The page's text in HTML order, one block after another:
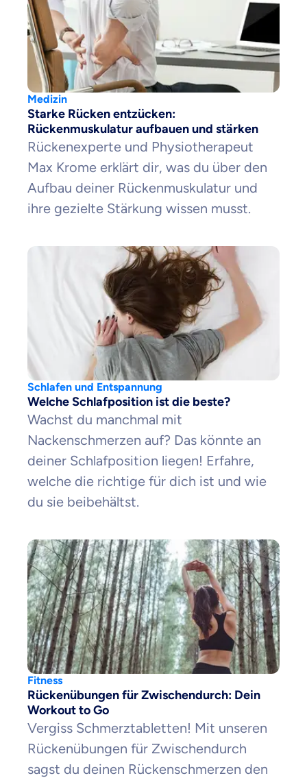
Medizin
Starke Rücken entzücken:
Rückenmuskulatur aufbauen und stärken
Rückenexperte und Physiotherapeut
Max Krome erklärt dir, was du über den
Aufbau deiner Rückenmuskulatur und
ihre gezielte Stärkung wissen musst.
Schlafen und Entspannung
Welche Schlafposition ist die beste?
Wachst du manchmal mit
Nackenschmerzen auf? Das könnte an
deiner Schlafposition liegen! Erfahre,
welche die richtige für dich ist und wie
du sie beibehältst.
Fitness
Rückenübungen für Zwischendurch: Dein
Workout to Go
Vergiss Schmerztabletten! Mit unseren
Rückenübungen für Zwischendurch
sagst du deinen Rückenschmerzen den
Krankenhaus
Versicherung
Mit dem Abschicken meiner Daten erkläre ich meine
Kontaktaufnahme durch ottonova.
Weiter zu deinen Informationen